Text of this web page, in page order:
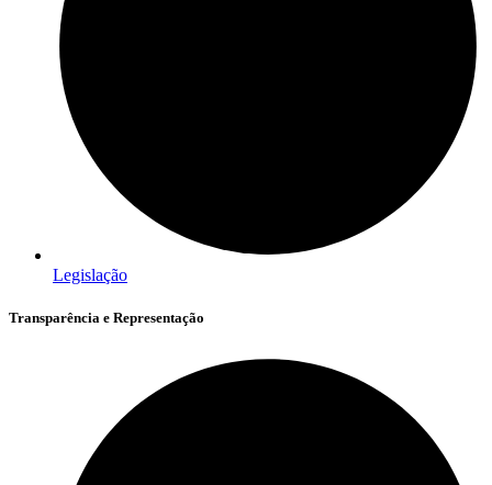
Legislação
Transparência e Representação